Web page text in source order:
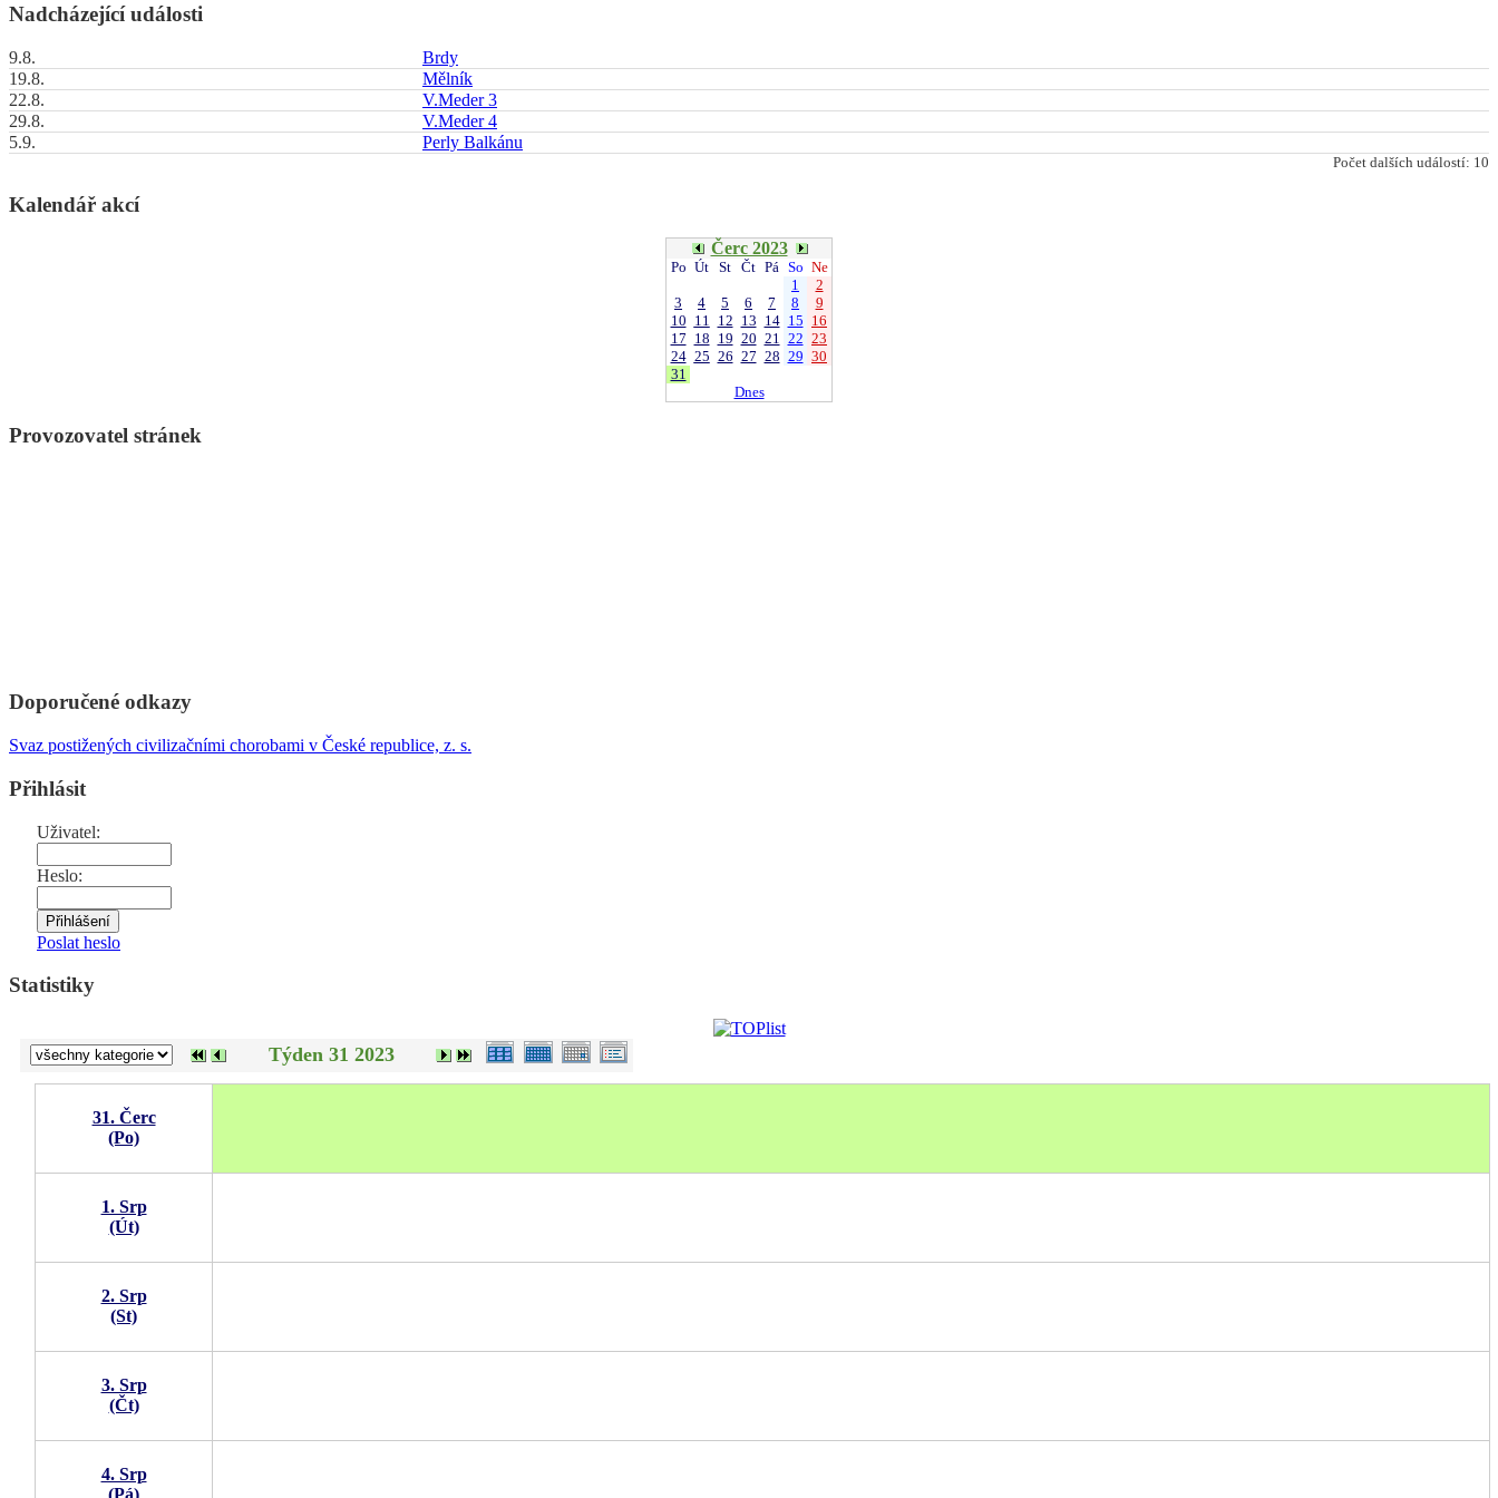
Nadcházející události
9.8.
Brdy
19.8.
Mělník
22.8.
V.Meder 3
29.8.
V.Meder 4
5.9.
Perly Balkánu
Počet dalších událostí: 10
Kalendář akcí
Čerc 2023
Po Út St Čt Pá So Ne
1
2
3
4 5 6 7 8
9
10 11 12 13 14 15 16
17 18 19 20 21 22 23
24 25 26 27 28 29 30
31
Dnes
Provozovatel stránek
Doporučené odkazy
Svaz postižených civilizačními chorobami v České republice, z. s.
Přihlásit
Uživatel:
Heslo:
Poslat heslo
Statistiky
Týden 31 2023
31. Čerc
(Po)
1. Srp
(Út)
2. Srp
(St)
3. Srp
(Čt)
4. Srp
(Pá)